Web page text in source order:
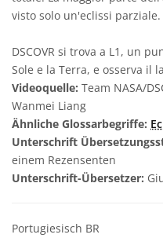
visto solo un'eclissi parziale.
DSCOVR si trova a L1, un
Sole e la Terra, e osserva il
Videoquelle: Team NASA/
Wanmei Liang
Ähnliche Glossarbegriffe:
Unterschrift
einem Rezensenten
Unterschrift-Übersetzer:
Portugiesisch BR